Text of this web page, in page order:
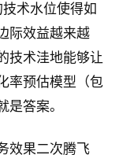
术水位使得如
际效益越来越
技术洼地能够让
率预估模型（包
答案。
效果二次腾飞